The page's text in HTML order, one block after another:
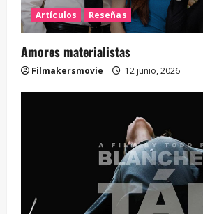
Artículos Reseñas
Amores materialistas
Filmakersmovie 12 junio, 2026